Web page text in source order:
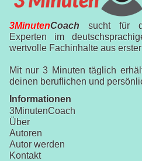
3MinutenCoach sucht für
Experten im
wertvolle Fachinhalte aus
Mit nur 3 Minuten täglich
deinen beruflichen und
Informationen
3MinutenCoach
Über
Autoren
Autor werden
Kontakt